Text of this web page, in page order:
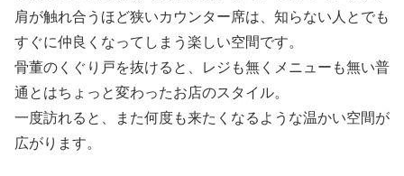
肩が触れ合うほど狭いカウンター席は、知らない人とでも
すぐに仲良くなってしまう楽しい空間です。
骨董のくぐり戸を抜けると、レジも無くメニューも無い普
通とはちょっと変わったお店のスタイル。
一度訪れると、また何度も来たくなるような温かい空間が
広がります。